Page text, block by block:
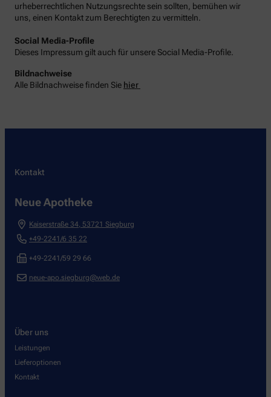
urheberrechtlichen Nutzungsrechte sein sollten, bemühen wir
uns, einen Kontakt zum Berechtigten zu vermitteln.
Social Media-Profile
Dieses Impressum gilt auch für unsere Social Media-Profile.
Bildnachweise
Alle Bildnachweise finden Sie hier
Kontakt
Neue Apotheke
Kaiserstraße 34 53721 Siegburg
+49-2241/6 35 22
+49-2241/59 29 66
neue-apo.siegburg@web.de
Über uns
Leistungen
Lieferoptionen
Kontakt